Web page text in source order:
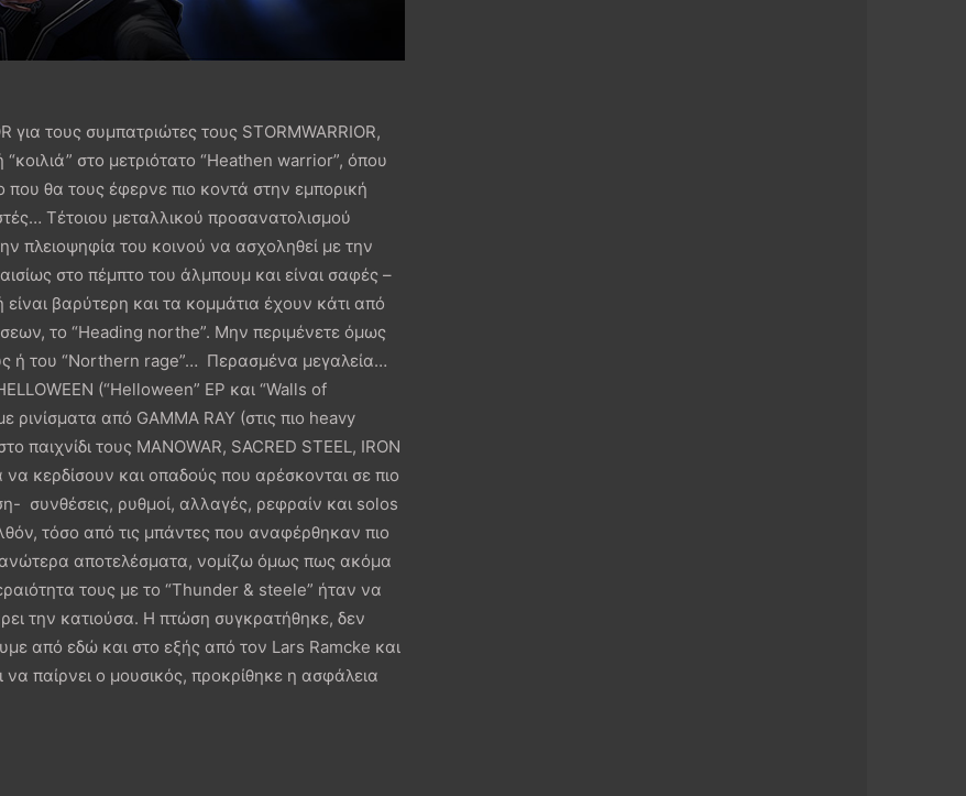
τους συμπατριώτες τους STORMWARRIOR,
στο μετριότατο “Heathen warrior”, όπου
που θα τους έφερνε πιο κοντά στην εμπορική
Τέτοιου μεταλλικού προσανατολισμού
πλειοψηφία του κοινού να ασχοληθεί με την
στο πέμπτο του άλμπουμ και είναι σαφές –
βαρύτερη και τα κομμάτια έχουν κάτι από
το “Heading northe”. Μην περιμένετε όμως
ή του “Northern rage”… Περασμένα μεγαλεία…
(“Helloween” EP και “Walls of
από GAMMA RAY (στις πιο heavy
παιχνίδι τους MANOWAR, SACRED STEEL, IRON
κερδίσουν και οπαδούς που αρέσκονται σε πιο
συνθέσεις, ρυθμοί, αλλαγές, ρεφραίν και solos
τόσο από τις μπάντες που αναφέρθηκαν πιο
αποτελέσματα, νομίζω όμως πως ακόμα
τους με το “Thunder & steele” ήταν να
την κατιούσα. Η πτώση συγκρατήθηκε, δεν
από εδώ και στο εξής από τον Lars Ramcke και
παίρνει ο μουσικός, προκρίθηκε η ασφάλεια